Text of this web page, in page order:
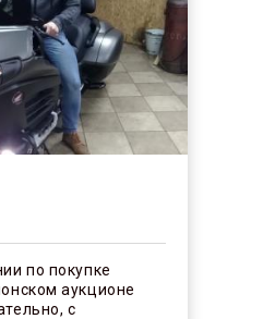
по покупке
аукционе
с